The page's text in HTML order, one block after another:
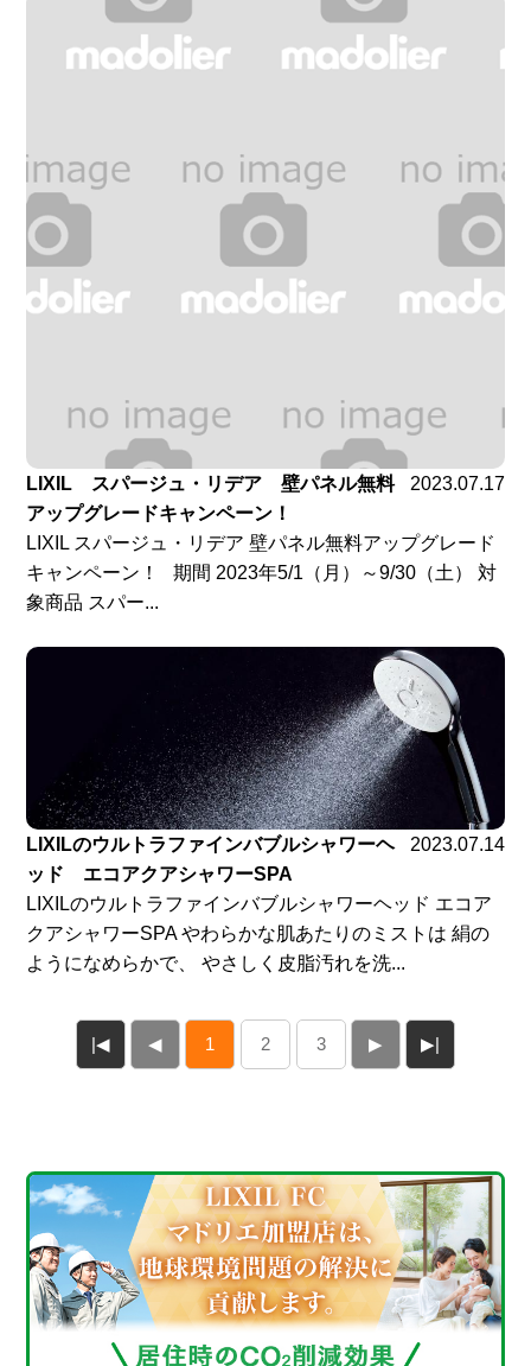
LIXIL スパージュ・リデア 壁パネル無料
アップグレードキャンペーン！
2023.07.17
LIXIL スパージュ・リデア 壁パネル無料アップグレード
キャンペーン！ 期間 2023年5/1（月）～9/30（土） 対
象商品 スパー...
LIXILのウルトラファインバブルシャワーヘ
ッド エコアクアシャワーSPA
2023.07.14
LIXILのウルトラファインバブルシャワーヘッド エコア
クアシャワーSPA やわらかな肌あたりのミストは 絹の
ようになめらかで、 やさしく皮脂汚れを洗...
|◀ ◀ 1 2 3 ▶ ▶|